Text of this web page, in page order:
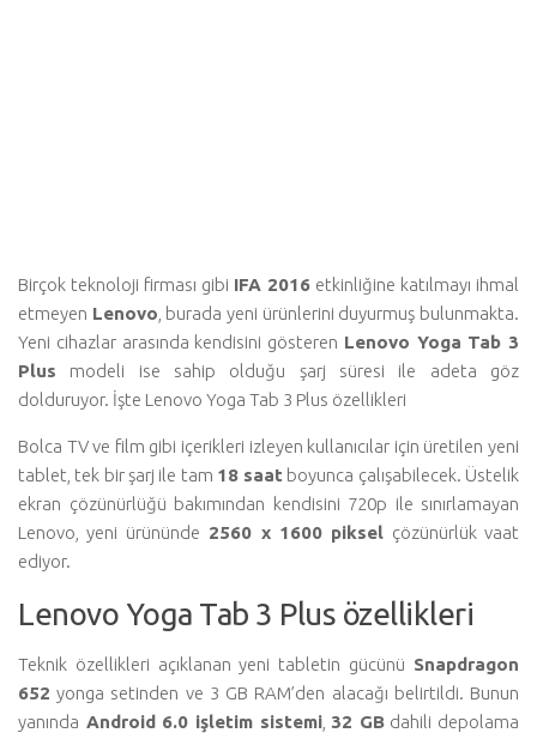
Birçok teknoloji firması gibi IFA 2016 etkinliğine katılmayı ihmal
etmeyen Lenovo , burada yeni ürünlerini duyurmuş bulunmakta.
Yeni cihazlar arasında kendisini gösteren Lenovo Yoga Tab 3
Plus modeli ise sahip olduğu şarj süresi ile adeta göz
dolduruyor. İşte Lenovo Yoga Tab 3 Plus özellikleri
Bolca TV ve film gibi içerikleri izleyen kullanıcılar için üretilen yeni
tablet, tek bir şarj ile tam 18 saat boyunca çalışabilecek. Üstelik
ekran çözünürlüğü bakımından kendisini 720p ile sınırlamayan
Lenovo, yeni ürününde 2560 x 1600 piksel çözünürlük vaat
ediyor.
Lenovo Yoga Tab 3 Plus özellikleri
Teknik özellikleri açıklanan yeni tabletin gücünü Snapdragon
652 yonga setinden ve 3 GB RAM’den alacağı belirtildi. Bunun
yanında Android 6.0 işletim sistemi, 32 GBdahili depolama